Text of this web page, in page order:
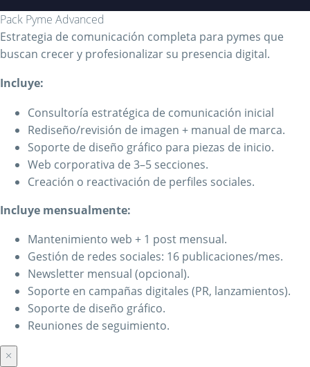
Pack Pyme Advanced
Estrategia de comunicación completa para pymes que
buscan crecer y profesionalizar su presencia digital.
Incluye:
Consultoría estratégica de comunicación inicial
Rediseño/revisión de imagen + manual de marca.
Soporte de diseño gráfico para piezas de inicio.
Web corporativa de 3–5 secciones.
Creación o reactivación de perfiles sociales.
Incluye mensualmente:
Mantenimiento web + 1 post mensual.
Gestión de redes sociales: 16 publicaciones/mes.
Newsletter mensual (opcional).
Soporte en campañas digitales (PR, lanzamientos).
Soporte de diseño gráfico.
Reuniones de seguimiento.
×